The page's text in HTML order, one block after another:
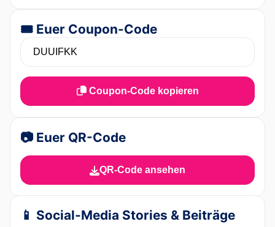
🎟️ Euer Coupon-Code
Coupon-Code kopieren
📷 Euer QR-Code
QR-Code ansehen
📱 Social-Media Stories & Beiträge